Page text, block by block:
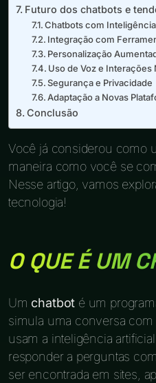
Futuro dos chatbots e
Chatbots com
Integração com
Personalização
Uso de Voz e Interações
Segurança e Privacidade
Adaptação a Novas
Conclusão
Você já considerou como
maneira como você se
Nesse artigo, vamos
tecnologia!
O QUE É UM
Um chatbot é um
simula uma conversa
usam a inteligência
responder a perguntas
ser encontrada em sites,